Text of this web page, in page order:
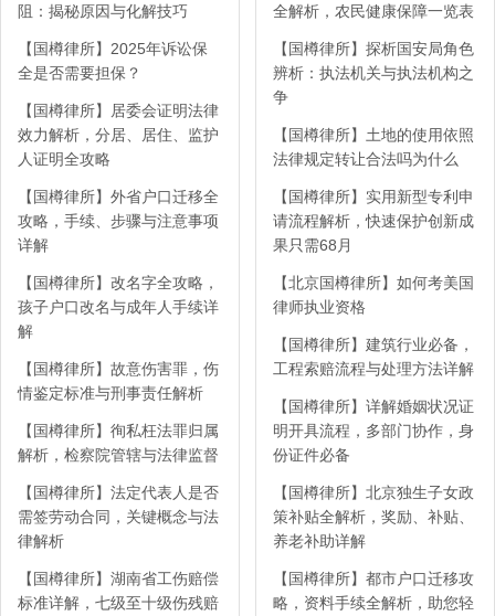
阻：揭秘原因与化解技巧
【国樽律所】2025年诉讼保
全是否需要担保？
【国樽律所】居委会证明法律
效力解析，分居、居住、监护
人证明全攻略
【国樽律所】外省户口迁移全
攻略，手续、步骤与注意事项
详解
【国樽律所】改名字全攻略，
孩子户口改名与成年人手续详
解
【国樽律所】故意伤害罪，伤
情鉴定标准与刑事责任解析
【国樽律所】徇私枉法罪归属
解析，检察院管辖与法律监督
【国樽律所】法定代表人是否
需签劳动合同，关键概念与法
律解析
【国樽律所】湖南省工伤赔偿
标准详解，七级至十级伤残赔
全解析，农民健康保障一览表
【国樽律所】探析国安局角色
辨析：执法机关与执法机构之
争
【国樽律所】土地的使用依照
法律规定转让合法吗为什么
【国樽律所】实用新型专利申
请流程解析，快速保护创新成
果只需68月
【北京国樽律所】如何考美国
律师执业资格
【国樽律所】建筑行业必备，
工程索赔流程与处理方法详解
【国樽律所】详解婚姻状况证
明开具流程，多部门协作，身
份证件必备
【国樽律所】北京独生子女政
策补贴全解析，奖励、补贴、
养老补助详解
【国樽律所】都市户口迁移攻
略，资料手续全解析，助您轻